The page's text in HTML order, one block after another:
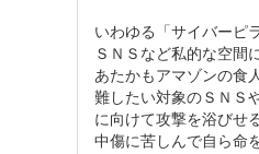
いわゆる「サイバーピ
ＳＮＳなど私的な空間
あたかもアマゾンの食
難したい対象のＳＮＳ
に向けて攻撃を浴びせ
中傷に苦しんで自ら命